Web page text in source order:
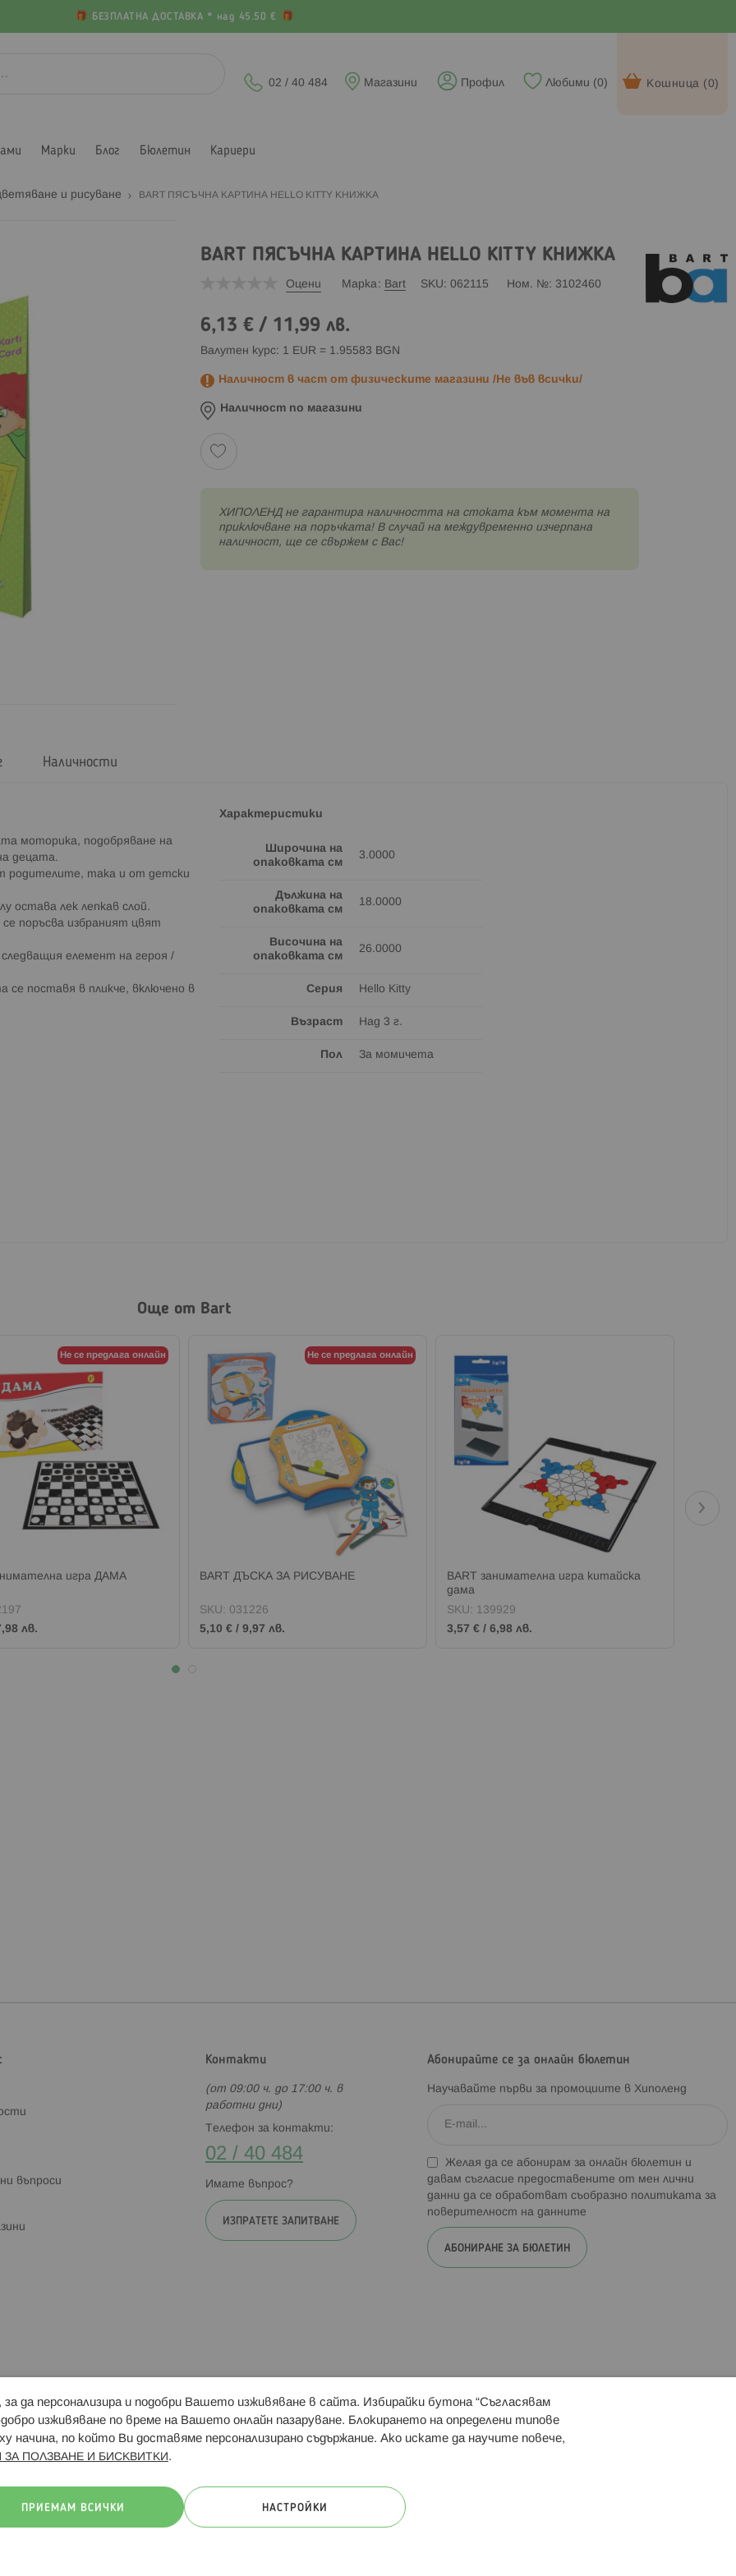
БЕЗПЛАТНА ДОСТАВКА * над 45.50 €
Кошница (0)
Любими (0)
Профил
Магазини
02 / 40 484
Марки Блог Бюлетин Кариери
и рисуване BART ПЯСЪЧНА КАРТИНА HELLO KITTY КНИЖКА
BART ПЯСЪЧНА КАРТИНА HELLO KITTY КНИЖКА
Оцени Марка Bart SKU 062115 Ном. № 3102460
6,13 €/ 11,99 лв.
Валутен курс: 1 EUR = 1.95583 BGN
Наличност в част от физическите магазини /Не във всички/
Наличност по магазини
XИПОЛЕНД не гарантира наличността на стоката към момента на
приключване на поръчката! В случай на междувременно изчерпана
наличност, ще се свържем с Вас!
моторика, подобряване на
децата.
родителите, така и от детски
остава лек лепкав слой.
поръсва избраният цвят
елемент на героя /
се поставя в пликче, включено в
Характеристики
Широчина на
опаковката см
3.0000
Дължина на
опаковката см
18.0000
Височина на
опаковката см
26.0000
Серия Hello Kitty
Възраст Над 3 г.
Пол За момичета
Наличности
Още от Bart
Не се предлага онлайн
игра ДАМА
лв.
Не се предлага онлайн
BART ДЪСКА ЗА РИСУВАНЕ
SKU: 031226
5,10 € / 9,97 лв.
BART занимателна игра китайска
дама
SKU: 139929
3,57 € / 6,98 лв.
въпроси
Контакти
(от 09:00 ч. до 17:00 ч. в
работни дни)
Телефон за контакти:
02 / 40 484
Имате въпрос?
ИЗПРАТЕТЕ ЗАПИТВАНЕ
Абонирайте се за онлайн бюлетин
Научавайте първи за промоциите в Хиполенд
Желая да се абонирам за онлайн бюлетин и
давам съгласие предоставените от мен лични
данни да се обработват съобразно политиката за
поверителност на данните
АБОНИРАНЕ ЗА БЮЛЕТИН
Свързани сайтове: Hippoland.ro Последвайте ни:
за да персонализира и подобри Вашето изживяване в сайта. Избирайки бутона “Съгласявам
изживяване по време на Вашето онлайн пазаруване. Блокирането на определени типове
начина, по който Ви доставяме персонализирано съдържание. Ако искате да научите повече,
ПОЛЗВАНЕ И БИСКВИТКИ .
ПРИЕМАМ ВСИЧКИ НАСТРОЙКИ